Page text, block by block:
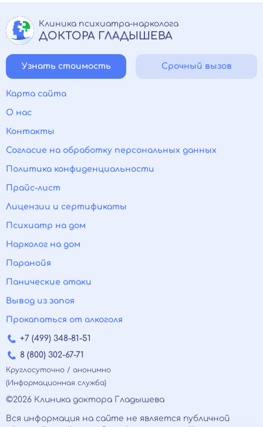
Клиника психиатра-нарколога
ДОКТОРА ГЛАДЫШЕВА
Узнать стоимость Срочный вызов
Карта сайта
О нас
Контакты
Согласие на обработку персональных данных
Политика конфиденциальности
Прайс-лист
Лицензии и сертификаты
Психиатр на дом
Нарколог на дом
Паранойя
Панические атаки
Вывод из запоя
Прокапаться от алкоголя
+7 (499) 348-81-51
8 (800) 302-67-71
Круглосуточно / анонимно
(Информационная служба)
©2026 Клиника доктора Гладышева
Вся информация на сайте не является публичной